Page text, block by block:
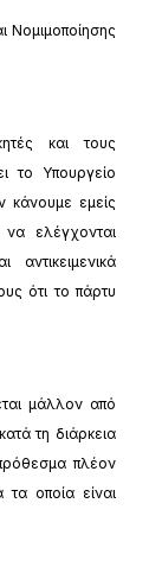
Νομιμοποίησης
και τους
το Υπουργείο
κάνουμε εμείς
ελέγχονται
ότι το πάρτυ
μάλλον από
τη διάρκεια
πλέον
οποία είναι